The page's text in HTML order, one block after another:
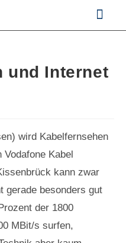
und Internet
wird Kabelfernsehen
Kabel
kann zwar
gerade besonders gut
der 1800
MBit/s surfen,